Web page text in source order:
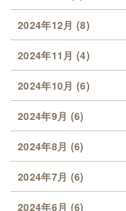
2024年12月 (8)
2024年11月 (4)
2024年10月 (6)
2024年9月 (6)
2024年8月 (6)
2024年7月 (6)
2024年6月 (6)